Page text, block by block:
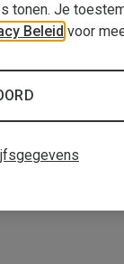
tonen. Je
Beleid voor